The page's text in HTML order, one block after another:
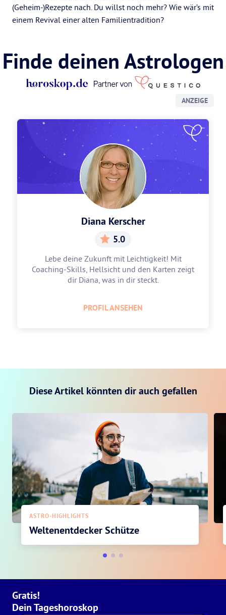
(Geheim-)Rezepte nach. Du willst noch mehr? Wie wär’s mit
einem Revival einer alten Familientradition?
Finde deinen Astrologen
ANZEIGE
Diana Kerscher
5.0
Lebe deine Zukunft mit Leichtigkeit! Mit
Coaching-Skills, Hellsicht und den Karten zeigt
dir Diana, was in dir steckt.
PROFIL ANSEHEN
Diese Artikel könnten dir auch gefallen
ASTRO-HIGHLIGHTS
Weltenentdecker Schütze
Gratis!
Dein Tageshoroskop